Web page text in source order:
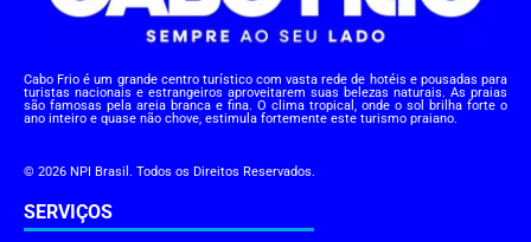
Cabo Frio é um grande centro turístico com vasta rede de hotéis e pousadas para
turistas nacionais e estrangeiros aproveitarem suas belezas naturais. As praias
são famosas pela areia branca e fina. O clima tropical, onde o sol brilha forte o
ano inteiro e quase não chove, estimula fortemente este turismo praiano.
© 2026 NPI Brasil. Todos os Direitos Reservados.
SERVIÇOS